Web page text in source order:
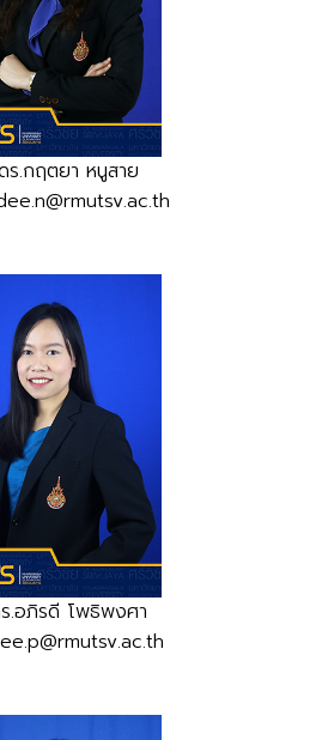
ร.กฤตยา หนูสาย
.อภิรดี โพธิพงศา